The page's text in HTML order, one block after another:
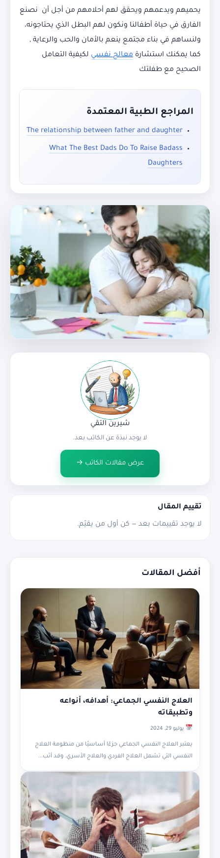
يحميهم ويدعمهم ويحقق لهم أحلامهم من أجل أن نصنع
الفارق في حياة أطفالنا ونكون لهم البطل الذي يحتاجونه،
ولنساهم في بناء مجتمع ينعم بالأمان والحب والرعاية ,
كما يمكنك استشارة معالج نفسي لكيفية التعامل
الصحيح مع طفلتك
المراجع الطبية المعتمدة
The relationship between father and daughter
What The Best Dads Do To Raise Badass
Daughters
شيرين التقي
لا يوجد نبذة عن الكاتب بعد.
عرض مقالات الكاتب →
تقييم المقال
لا يوجد تقييمات بعد — كن أول من يقيّم.
أفضل المقالات
العلاج النفسي الجماعي: أهدافه، أنواعه
وتطبيقاته
يوليو 29, 2024
يعتبر العلاج النفسي الجماعي جزءًا أساسيًا من منظومة العلاج
النفسي التي تشمل العلاج الفردي والعلاج الأسري. وقد أثب...